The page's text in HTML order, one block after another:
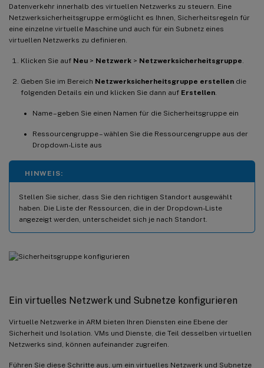
Datenverkehr innerhalb des virtuellen Netzwerks zu steuern. Eine
Netzwerksicherheitsgruppe ermöglicht es Ihnen, Sicherheitsregeln für
eine einzelne virtuelle Maschine und auch für ein Subnetz eines
virtuellen Netzwerks zu definieren.
Klicken Sie auf Neu > Netzwerk > Netzwerksicherheitsgruppe
Geben Sie im Bereich Netzwerksicherheitsgruppe erstellen die
folgenden Details ein und klicken Sie dann auf Erstellen
Name – geben Sie einen Namen für die Sicherheitsgruppe ein
Ressourcengruppe – wählen Sie die Ressourcengruppe aus der
Dropdown-Liste aus
HINWEIS:
Stellen Sie sicher, dass Sie den richtigen Standort ausgewählt
haben. Die Liste der Ressourcen, die in der Dropdown-Liste
angezeigt werden, unterscheidet sich je nach Standort.
Ein virtuelles Netzwerk und Subnetze konfigurieren
Virtuelle Netzwerke in ARM bieten Ihren Diensten eine Ebene der
Sicherheit und Isolation. VMs und Dienste, die Teil desselben virtuellen
Netzwerks sind, können aufeinander zugreifen.
Führen Sie diese Schritte aus, um ein virtuelles Netzwerk und Subnetze